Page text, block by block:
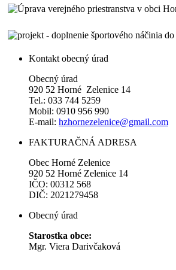
Kontakt obecný úrad
Obecný úrad
920 52 Horné Zelenice 14
Tel.: 033 744 5259
Mobil: 0910 956 990
E-mail: hzhornezelenice@gmail.com
FAKTURAČNÁ ADRESA
Obec Horné Zelenice
920 52 Horné Zelenice 14
IČO: 00312 568
DIČ: 2021279458
Obecný úrad
Starostka obce:
Mgr. Viera Darivčaková